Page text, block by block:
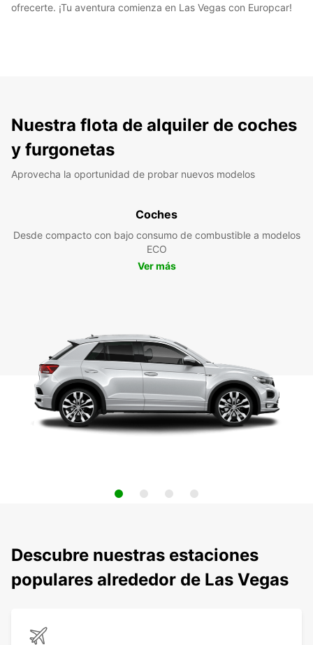
ofrecerte. ¡Tu aventura comienza en Las Vegas con Europcar!
Nuestra flota de alquiler de coches
y furgonetas
Aprovecha la oportunidad de probar nuevos modelos
Coches
Desde compacto con bajo consumo de combustible a modelos
ECO
Ver más
Descubre nuestras estaciones
populares alrededor de Las Vegas